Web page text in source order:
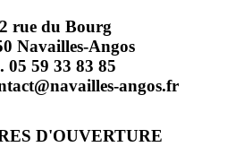
rue du Bourg
Navailles-Angos
05 59 33 83 85
angos.fr
D'OUVERTURE